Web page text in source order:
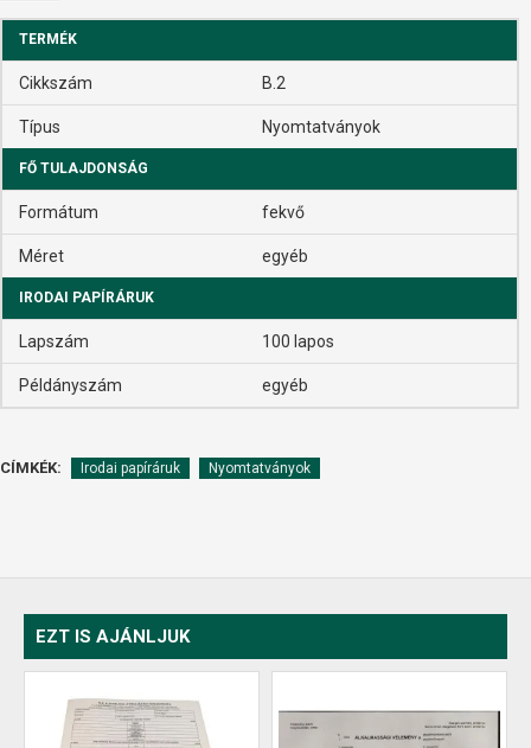
TERMÉK
Cikkszám B.2
Típus Nyomtatványok
FŐ TULAJDONSÁG
Formátum fekvő
Méret egyéb
IRODAI PAPÍRÁRUK
Lapszám 100 lapos
Példányszám egyéb
CÍMKÉK: Irodai papíráruk Nyomtatványok
EZT IS AJÁNLJUK